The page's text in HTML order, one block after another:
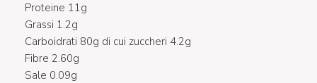
Proteine 11g
Grassi 1.2g
Carboidrati 80g di cui zuccheri 4.2g
Fibre 2.60g
Sale 0.09g